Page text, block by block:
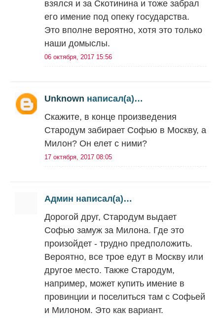
взялся и за Скотинина и тоже забрал
его имение под опеку государства.
Это вполне вероятно, хотя это только
наши домыслы.
06 октября, 2017 15:56
Unknown написал(а)…
Скажите, в конце произведения
Стародум забирает Софью в Москву, а
Милон? Он елет с ними?
17 октября, 2017 08:05
Админ написал(а)…
Дорогой друг, Стародум выдает
Софью замуж за Милона. Где это
произойдет - трудно предположить.
Вероятно, все трое едут в Москву или
другое место. Также Стародум,
например, может купить имение в
провинции и поселиться там с Софьей
и Милоном. Это как вариант.